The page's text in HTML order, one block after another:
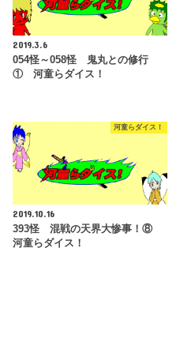
2019.3.6
054怪～058怪 鬼丸との修行
① 河童らダイス！
河童らダイス！
2019.10.16
393怪 混戦の天界大惨事！⑧
河童らダイス！